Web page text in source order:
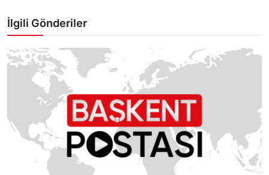
İlgili Gönderiler